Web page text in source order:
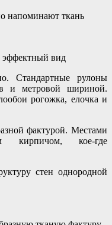
напоминают ткань
эффектный вид
Стандартные рулоны
и метровой шириной.
рогожка, елочка и
фактурой. Местами
кирпичом, кое-где
стен однородной